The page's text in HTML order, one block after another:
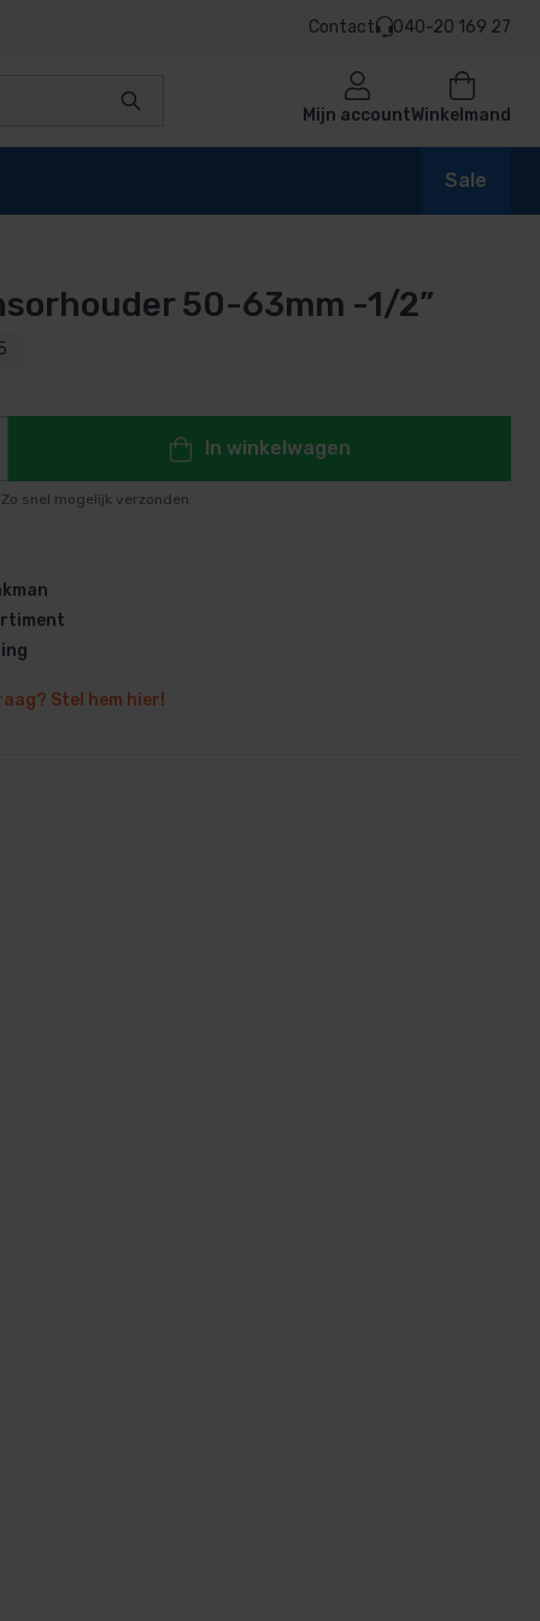
Contact 040-20 169 27
Mijn accountWinkelmand
Sale
50-63mm -1/2”
In winkelwagen
Zo snel mogelijk verzonden
Stel hem hier!